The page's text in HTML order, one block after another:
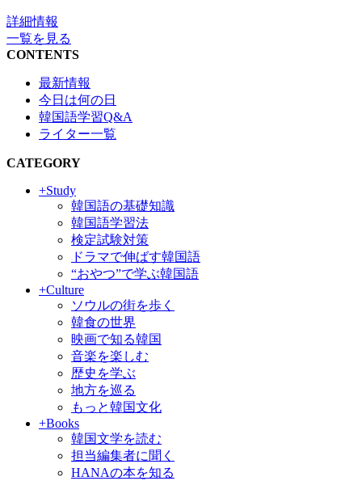
詳細情報
一覧を見る
CONTENTS
最新情報
今日は何の日
韓国語学習Q&A
ライター一覧
CATEGORY
+Study
韓国語の基礎知識
韓国語学習法
検定試験対策
ドラマで伸ばす韓国語
“おやつ”で学ぶ韓国語
+Culture
ソウルの街を歩く
韓食の世界
映画で知る韓国
音楽を楽しむ
歴史を学ぶ
地方を巡る
もっと韓国文化
+Books
韓国文学を読む
担当編集者に聞く
HANAの本を知る